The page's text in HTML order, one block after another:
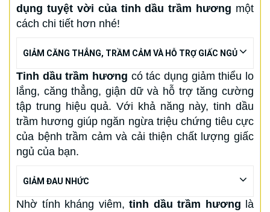
dụng tuyệt vời của tinh dầu trầm hương một
cách chi tiết hơn nhé!
GIẢM CĂNG THẲNG, TRẦM CẢM VÀ HỖ TRỢ GIẤC NGỦ
Tinh dầu trầm hương có tác dụng giảm thiểu lo
lắng, căng thẳng, giận dữ và hỗ trợ tăng cường
tập trung hiệu quả. Với khả năng này, tinh dầu
trầm hương giúp ngăn ngừa triệu chứng tiêu cực
của bệnh trầm cảm và cải thiện chất lượng giấc
ngủ của bạn.
GIẢM ĐAU NHỨC
Nhờ tính kháng viêm, tinh dầu trầm hương là